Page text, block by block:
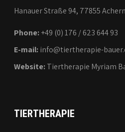
Hanauer Straße 94, 77855 Achern
Phone:+49 (0) 176 / 623 644 93
E-mail:info@tiertherapie-
Website:Tiertherapie Myriam
TIERTHERAPIE